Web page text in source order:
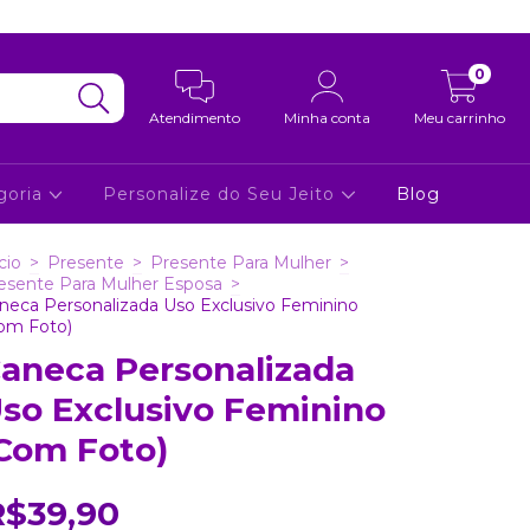
Atendimento Minha conta Meu carrinho
0
Personalize do Seu Jeito Blog
> Presente > Presente Para Mulher >
Para Mulher Esposa >
Personalizada Uso Exclusivo Feminino
Foto)
Personalizada
Exclusivo Feminino
Foto)